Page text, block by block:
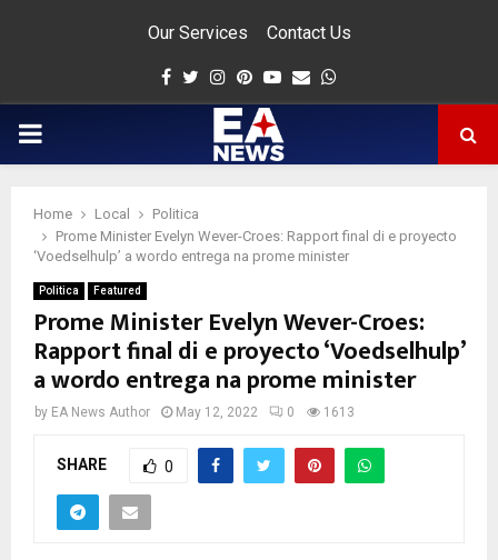
Our Services Contact Us
Facebook
Twitter
Instagram
Pinterest
Youtube
Email
PRIMARY
Home Local
Politica
Prome Minister Evelyn Wever-Croes: Rapport final di e proyecto
‘Voedselhulp’ a wordo entrega na prome minister
Politica Featured
Prome Minister Evelyn Wever-Croes:
Rapport final di e proyecto ‘Voedselhulp’
a wordo entrega na prome minister
by EA News Author May 12, 2022 0 1613
SHARE 0